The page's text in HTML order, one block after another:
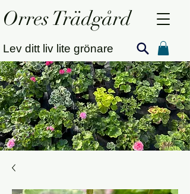
Lev ditt liv lite grönare
Orres Trädgård